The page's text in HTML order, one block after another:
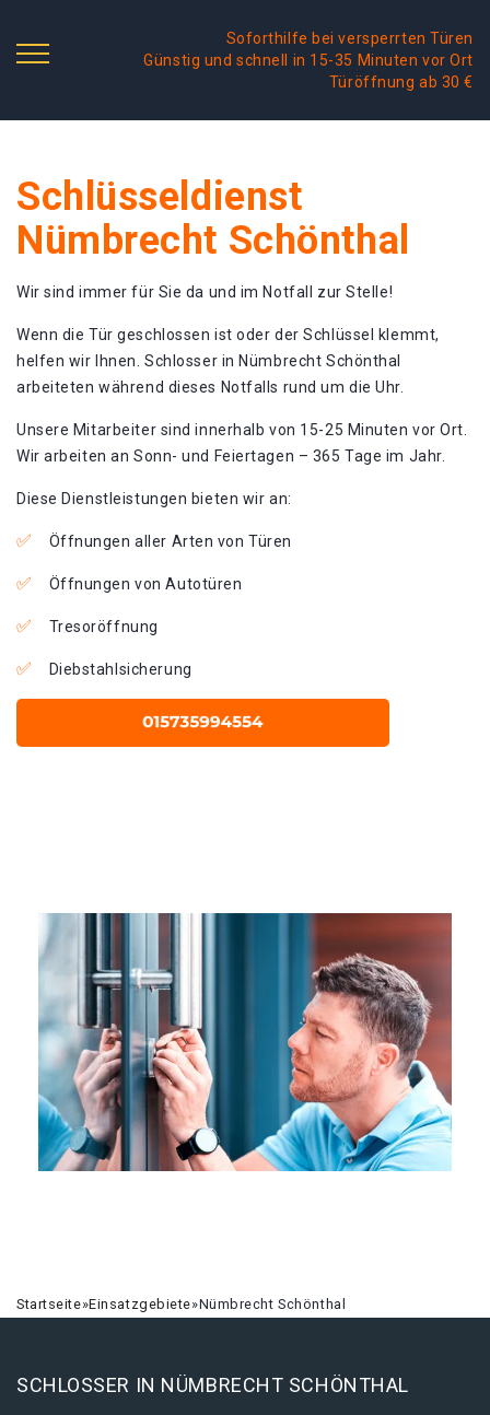
Soforthilfe bei versperrten Türen
Günstig und schnell in 15-35 Minuten vor Ort
Türöffnung ab 30 €
Schlüsseldienst
Nümbrecht Schönthal
Wir sind immer für Sie da und im Notfall zur Stelle!
Wenn die Tür geschlossen ist oder der Schlüssel klemmt,
helfen wir Ihnen. Schlosser in Nümbrecht Schönthal
arbeiteten während dieses Notfalls rund um die Uhr.
Unsere Mitarbeiter sind innerhalb von 15-25 Minuten vor Ort.
Wir arbeiten an Sonn- und Feiertagen – 365 Tage im Jahr.
Diese Dienstleistungen bieten wir an:
Öffnungen aller Arten von Türen
Öffnungen von Autotüren
Tresoröffnung
Diebstahlsicherung
Startseite»Einsatzgebiete»Nümbrecht Schönthal
SCHLOSSER IN NÜMBRECHT SCHÖNTHAL